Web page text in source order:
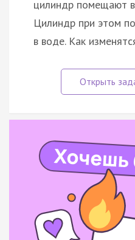
цилиндр помещают
Цилиндр при этом
в воде. Как